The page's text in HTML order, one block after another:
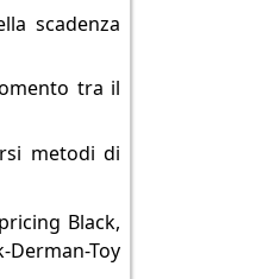
scadenza
tra il
metodi di
Black,
Toy